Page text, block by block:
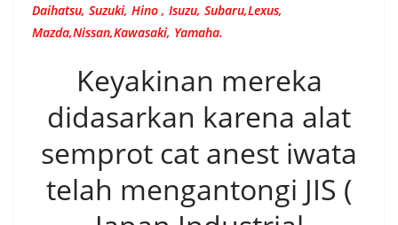
Daihatsu, Suzuki, Hino , Isuzu, Subaru,Lexus,
Mazda,Nissan,Kawasaki, Yamaha.
Keyakinan mereka
didasarkan karena alat
semprot cat anest iwata
telah mengantongi JIS (